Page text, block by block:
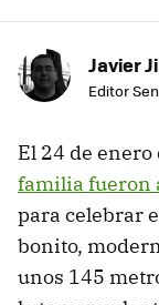
Javier
Editor
El 24 de enero
familia fueron
para celebrar
bonito,
unos 145